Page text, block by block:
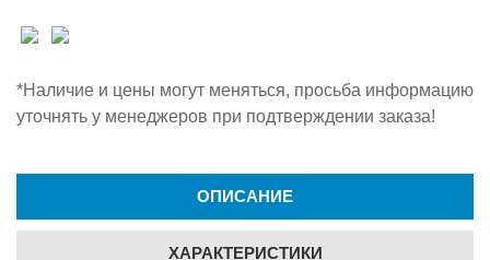
*Наличие и цены могут меняться, просьба информацию
уточнять у менеджеров при подтверждении заказа!
ОПИСАНИЕ
ХАРАКТЕРИСТИКИ